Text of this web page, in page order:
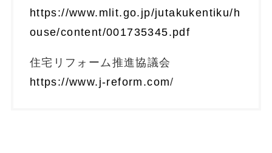
https://www.mlit.go.jp/jutakukentiku/h
ouse/content/001735345.pdf
住宅リフォーム推進協議会
https://www.j-reform.com/